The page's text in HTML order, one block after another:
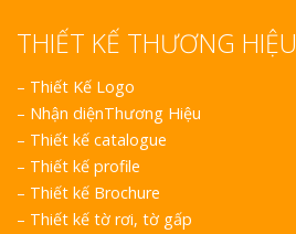
THIẾT KẾ THƯƠNG HIỆU
– Thiết Kế Logo
– Nhận diệnThương Hiệu
– Thiết kế catalogue
– Thiết kế profile
– Thiết kế Brochure
– Thiết kế tờ rơi, tờ gấp